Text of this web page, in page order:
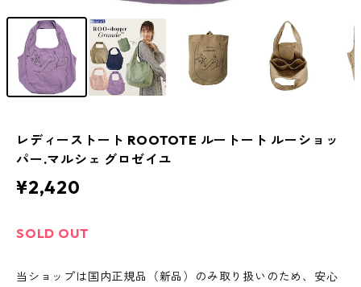
レディーストート ROOTOTE ルートート ルーショッ
パー.マルシェ グロゼイユ
¥2,420
SOLD OUT
当ショップは国内正規品（新品）のみ取り扱いのため、安心